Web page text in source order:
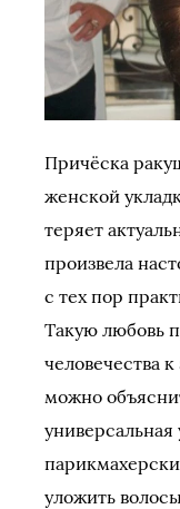
Причёска
женской
теряет
произвела
с тех пор
Такую любовь
человечества
можно
уложить